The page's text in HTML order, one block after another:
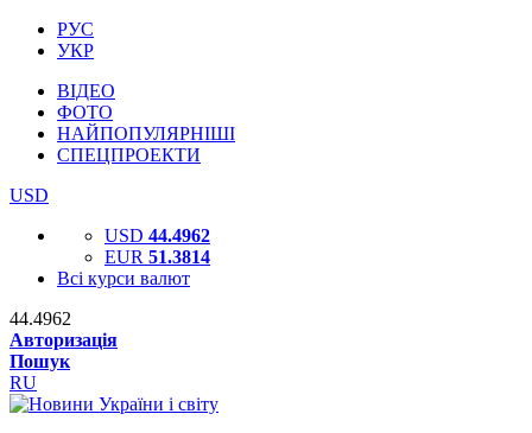
РУС
УКР
ВІДЕО
ФОТО
НАЙПОПУЛЯРНІШІ
СПЕЦПРОЕКТИ
USD
USD 44.4962
EUR 51.3814
Всі курси валют
44.4962
Авторизація
Пошук
RU